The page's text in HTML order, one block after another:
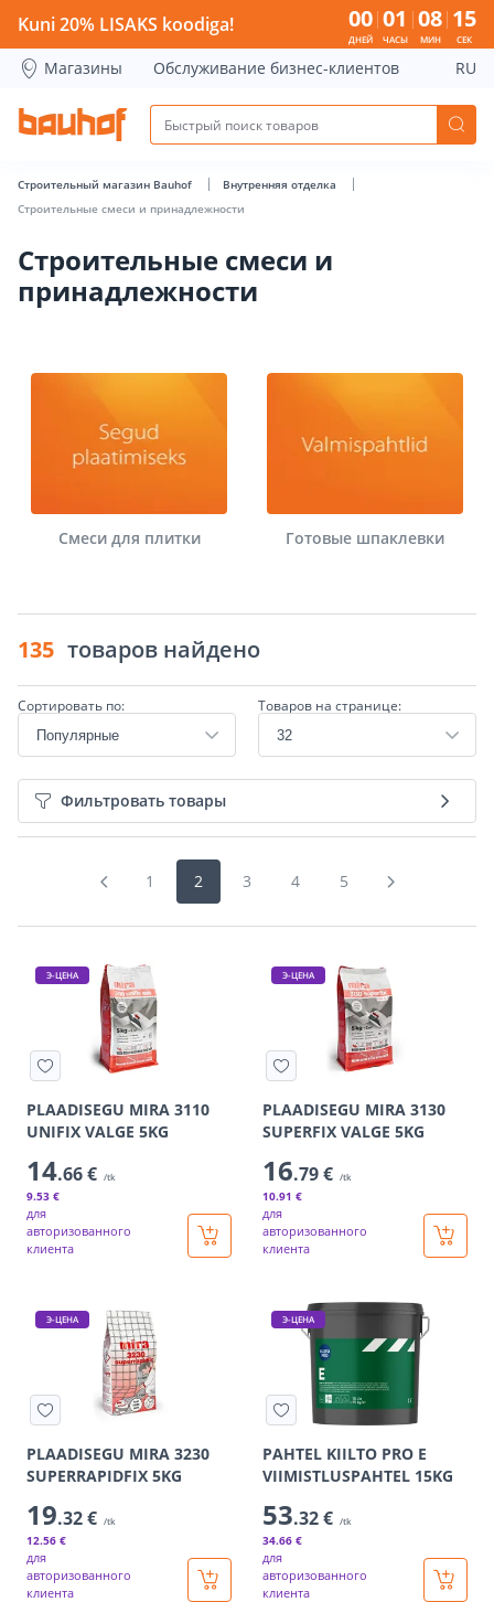
Kuni 20% LISAKS koodiga! 00
ДНЕЙ
01
ЧАСЫ
08
МИН
15
СЕК
Магазины Обслуживание бизнес-клиентов RU
Строительный магазин Bauhof
Внутренняя отделка
Строительные смеси и принадлежности
Строительные смеси и
принадлежности
Смеси для плитки Готовые шпаклевки
135 товаров найдено
Сортировать по: Товаров на странице:
Фильтровать товары
1 2 3 4 5
Э-ЦЕНА
PLAADISEGU MIRA 3110
UNIFIX VALGE 5KG
14.66 € /tk
9.53 €
для
авторизованного
клиента
Э-ЦЕНА
PLAADISEGU MIRA 3130
SUPERFIX VALGE 5KG
16.79 € /tk
10.91 €
для
авторизованного
клиента
Э-ЦЕНА
PLAADISEGU MIRA 3230
SUPERRAPIDFIX 5KG
19.32 € /tk
12.56 €
для
авторизованного
клиента
Э-ЦЕНА
PAHTEL KIILTO PRO E
VIIMISTLUSPAHTEL 15KG
53.32 € /tk
34.66 €
для
авторизованного
клиента